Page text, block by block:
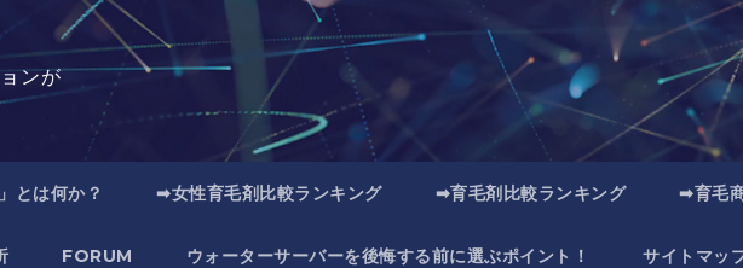
ンが
とは何か？ ➡女性育毛剤比較ランキング ➡育毛剤比較ランキング ➡育毛
FORUM ウォーターサーバーを後悔する前に選ぶポイント！ サイトマッ